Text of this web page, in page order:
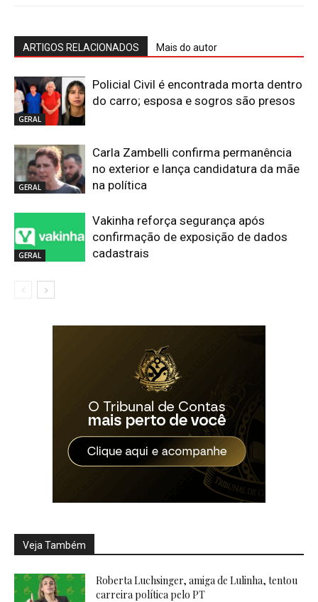
ARTIGOS RELACIONADOS Mais do autor
GERAL
Policial Civil é encontrada morta dentro
do carro; esposa e sogros são presos
GERAL
Carla Zambelli confirma permanência
no exterior e lança candidatura da mãe
na política
GERAL
Vakinha reforça segurança após
confirmação de exposição de dados
cadastrais
Veja Também
Roberta Luchsinger, amiga de Lulinha, tentou
carreira política pelo PT